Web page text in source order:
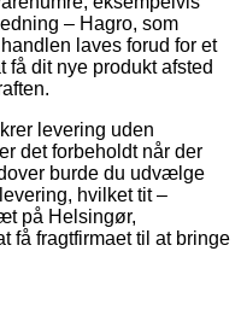
– Hagro, som
laves forud for et
dit nye produkt afsted
levering uden
det forbeholdt når der
burde du udvælge
hvilket tit –
på Helsingør,
få fragtfirmaet til at bringe